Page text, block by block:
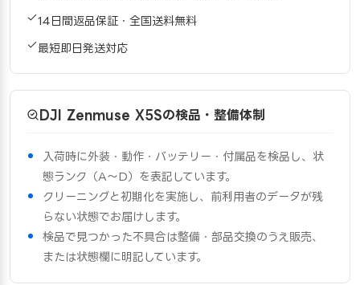
14日間返品保証・全国送料無料
最短即日発送対応
DJI Zenmuse X5Sの検品・整備体制
入荷時に外装・動作・バッテリー・付属品を検品し、状
態ランク（A〜D）を表記しています。
クリーニングと初期化を実施し、前利用者のデータが残
らない状態でお届けします。
検品で見つかった不具合は整備・部品交換のうえ販売、
または状態欄に明記しています。